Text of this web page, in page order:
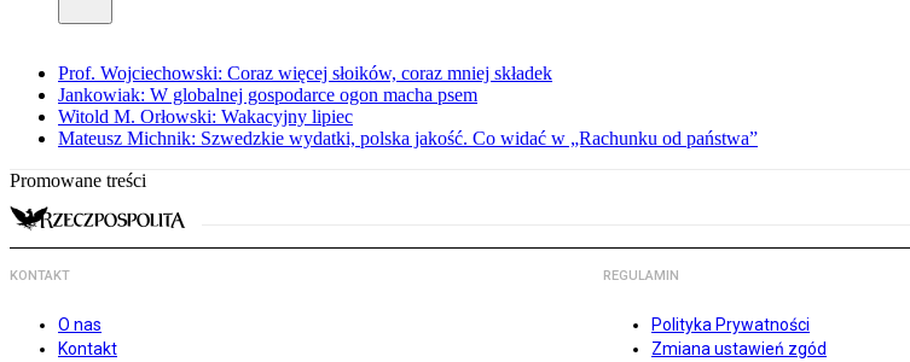
Prof. Wojciechowski: Coraz więcej słoików, coraz mniej składek
Jankowiak: W globalnej gospodarce ogon macha psem
Witold M. Orłowski: Wakacyjny lipiec
Mateusz Michnik: Szwedzkie wydatki, polska jakość. Co widać w „Rachunku od państwa”
Promowane treści
KONTAKT
O nas
Kontakt
REGULAMIN
Polityka Prywatności
Zmiana ustawień zgód